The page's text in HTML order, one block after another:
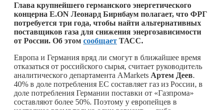
Глава крупнейшего германского энергетического
концерна E.ON Леонард Бирнбаум полагает, что ФРГ
потребуется три года, чтобы найти альтернативных
поставщиков газа для снижения энергозависимости
от России. Об этом сообщает ТАСС.
Европа и Германия вряд ли смогут в ближайшее время
отказаться от российского сырья, считает руководитель
аналитического департамента AMarkets Артем Деев.
40% в доле потребления ЕС составляет газ из России, в
доле потребления Германии поставки от «Газпрома»
составляют более 50%. Поэтому у европейцев в